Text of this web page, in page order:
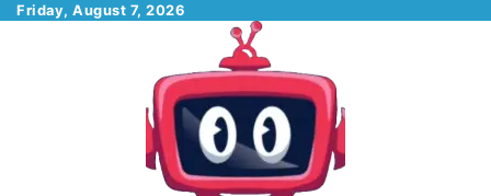
SkipFriday, August 7, 2026